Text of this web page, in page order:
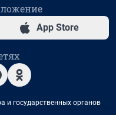
App Store
и государственных органов